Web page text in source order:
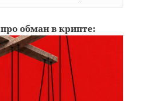
про обман в крипте: